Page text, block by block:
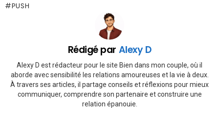
PUSH
Rédigé par Alexy D
Alexy D est rédacteur pour le site Bien dans mon couple, où il
aborde avec sensibilité les relations amoureuses et la vie à deux.
À travers ses articles, il partage conseils et réflexions pour mieux
communiquer, comprendre son partenaire et construire une
relation épanouie.